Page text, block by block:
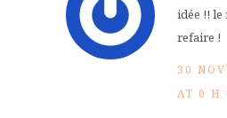
idée !! le
refaire !
30
AT 0 H